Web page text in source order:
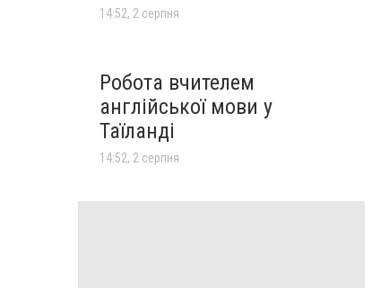
14:52, 2 серпня
Робота вчителем
англійської мови у
Таїланді
14:52, 2 серпня